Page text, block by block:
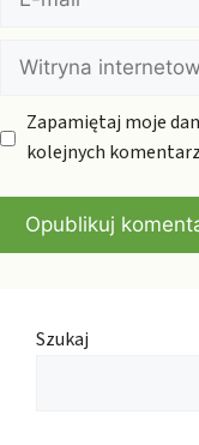
mail
Witryna
internetowa
Zapamiętaj moje
kolejnych
Szukaj